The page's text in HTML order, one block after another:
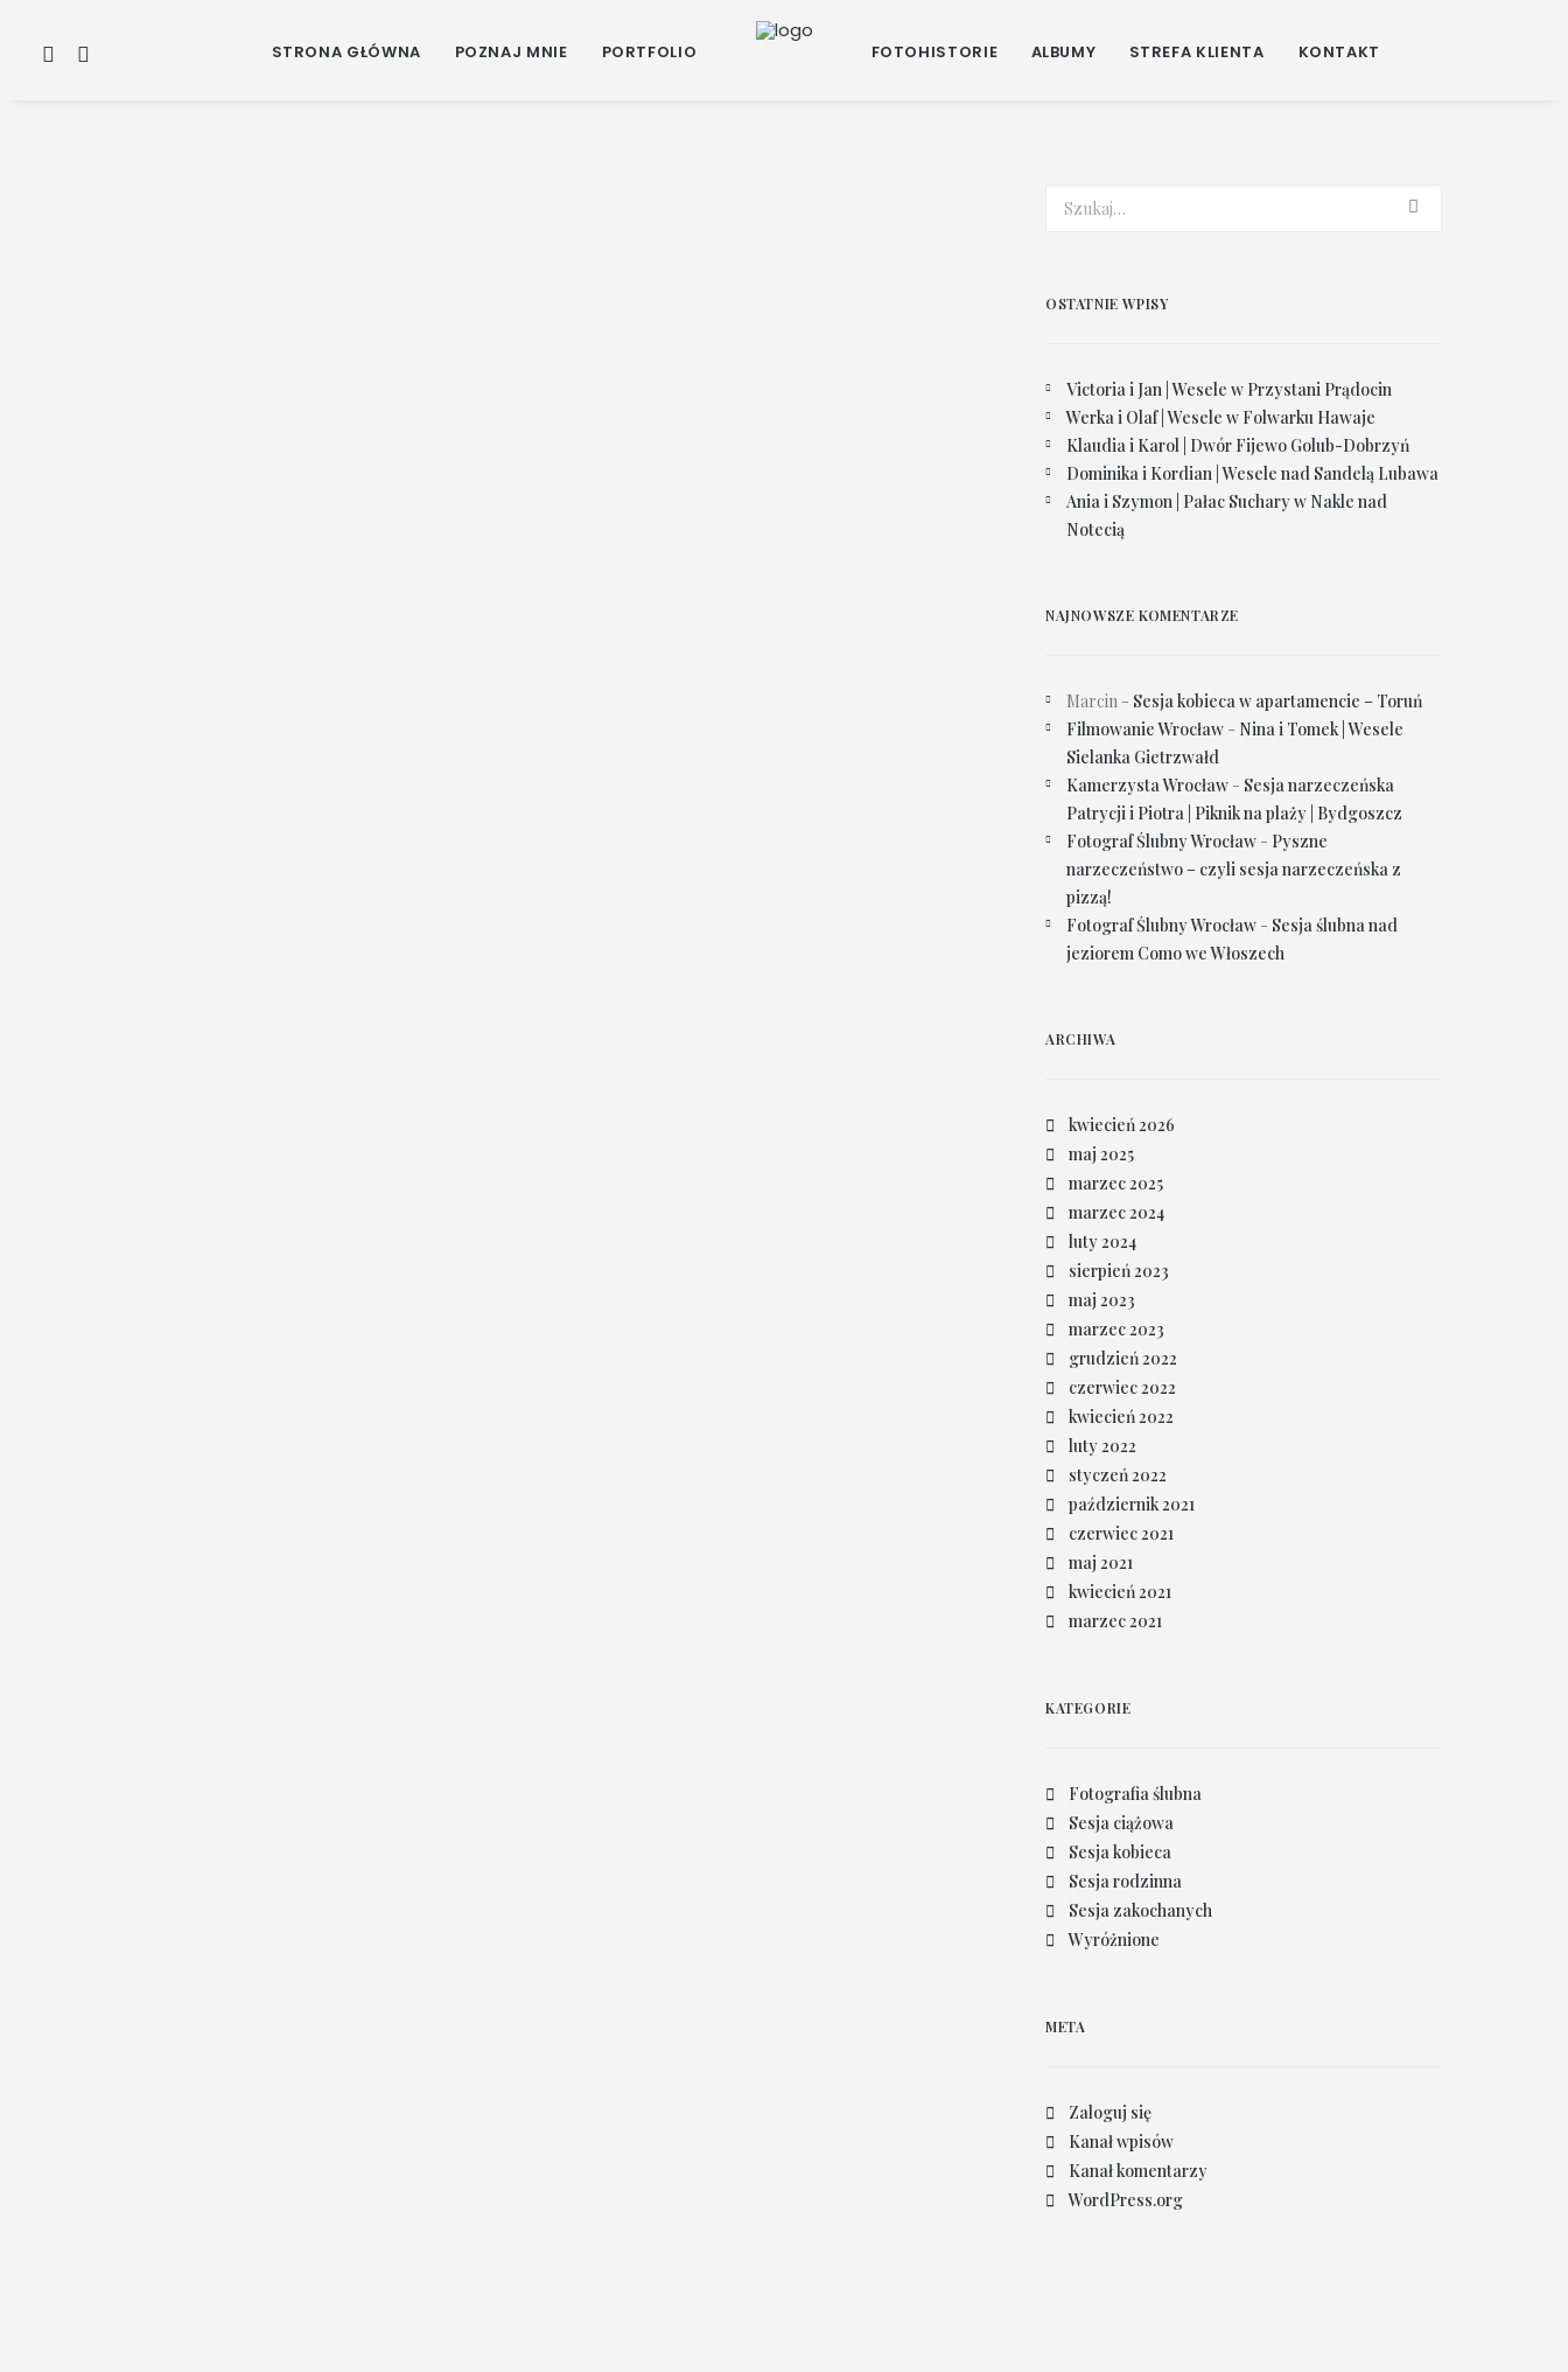
STRONA GŁÓWNA POZNAJ MNIE PORTFOLIO FOTOHISTORIE ALBUMY STREFA KLIENTA KONTAKT
OSTATNIE WPISY
Victoria i Jan | Wesele w Przystani Prądocin
Werka i Olaf | Wesele w Folwarku Hawaje
Klaudia i Karol | Dwór Fijewo Golub-Dobrzyń
Dominika i Kordian | Wesele nad Sandelą Lubawa
Ania i Szymon | Pałac Suchary w Nakle nad
Notecią
NAJNOWSZE KOMENTARZE
Marcin - Sesja kobieca w apartamencie – Toruń
Filmowanie Wrocław - Nina i Tomek | Wesele
Sielanka Gietrzwałd
Kamerzysta Wrocław - Sesja narzeczeńska
Patrycji i Piotra | Piknik na plaży | Bydgoszcz
Fotograf Ślubny Wrocław - Pyszne
narzeczeństwo – czyli sesja narzeczeńska z
pizzą!
Fotograf Ślubny Wrocław - Sesja ślubna nad
jeziorem Como we Włoszech
ARCHIWA
kwiecień 2026
maj 2025
marzec 2025
marzec 2024
luty 2024
sierpień 2023
maj 2023
marzec 2023
grudzień 2022
czerwiec 2022
kwiecień 2022
luty 2022
styczeń 2022
październik 2021
czerwiec 2021
maj 2021
kwiecień 2021
marzec 2021
KATEGORIE
Fotografia ślubna
Sesja ciążowa
Sesja kobieca
Sesja rodzinna
Sesja zakochanych
Wyróżnione
META
Zaloguj się
Kanał wpisów
Kanał komentarzy
WordPress.org